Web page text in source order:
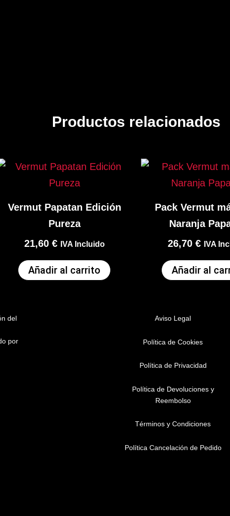
Productos relacionados
Vermut Papatan Edición
Pureza
21,60 € IVA Incluido
Añadir al carrito
Pack Vermut
Naranja
26,70 € IVA
Añadir al
del
por
Aviso Legal
Política de Cookies
Política de Privacidad
Política de Devoluciones y
Reembolso
Términos y Condiciones
Política Cancelación de Pedido